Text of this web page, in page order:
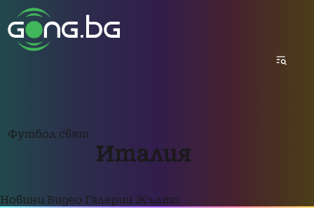
Футбол свят
Италия
Новини Видео Галерии Жълто